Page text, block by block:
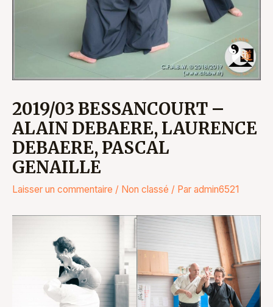
2019/03 BESSANCOURT –
ALAIN DEBAERE, LAURENCE
DEBAERE, PASCAL
GENAILLE
Laisser un commentaire / Non classé / Par admin6521